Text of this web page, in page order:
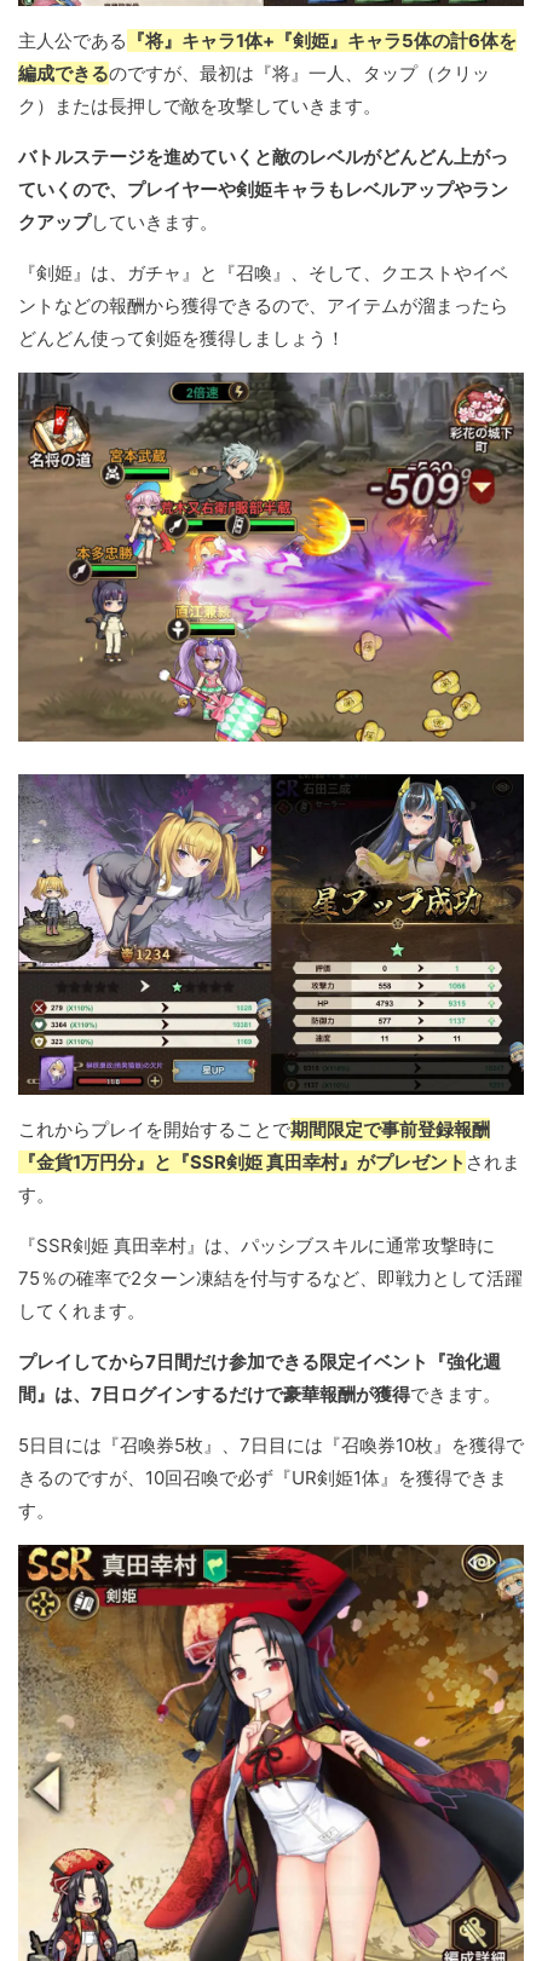
主人公である 『将』キャラ1体+『剣姫』キャラ5体の計6体を
編成できるのですが、最初は『将』一人、タップ（クリッ
ク）または長押しで敵を攻撃していきます。
バトルステージを進めていくと敵のレベルがどんどん上がっ
ていくので、プレイヤーや剣姫キャラもレベルアップやラン
クアップしていきます。
『剣姫』は、ガチャ』と『召喚』、そして、クエストやイベ
ントなどの報酬から獲得できるので、アイテムが溜まったら
どんどん使って剣姫を獲得しましょう！
これからプレイを開始することで期間限定で事前登録報酬
『金貨1万円分』と『SSR剣姫 真田幸村』がプレゼント されま
す。
『SSR剣姫 真田幸村』は、パッシブスキルに通常攻撃時に
75％の確率で2ターン凍結を付与するなど、即戦力として活躍
してくれます。
プレイしてから7日間だけ参加できる限定イベント『強化週
間』は、7日ログインするだけで豪華報酬が獲得できます。
5日目には『召喚券5枚』、7日目には『召喚券10枚』を獲得で
きるのですが、10回召喚で必ず『UR剣姫1体』を獲得できま
す。